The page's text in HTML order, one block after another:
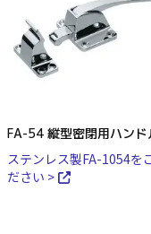
FA-54 縦型密閉用ハンド
ステンレス製FA-1054を
ださい >